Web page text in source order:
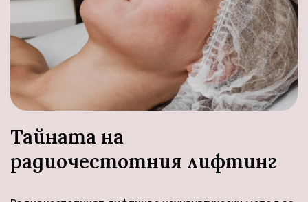
Тайната на
радиочестотния лифтинг